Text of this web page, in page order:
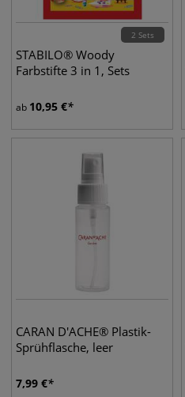
2 Sets
STABILO® Woody
Farbstifte 3 in 1, Sets
ab 10,95 €
CARAN D'ACHE® Plastik-
Sprühflasche, leer
7,99 €